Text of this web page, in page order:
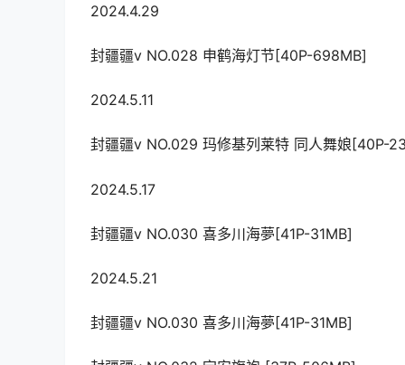
2024.4.29
封疆疆v NO.028 申鹤海灯节[40P-698MB]
2024.5.11
封疆疆v NO.029 玛修基列莱特 同人舞娘[40P-
2024.5.17
封疆疆v NO.030 喜多川海夢[41P-31MB]
2024.5.21
封疆疆v NO.030 喜多川海夢[41P-31MB]